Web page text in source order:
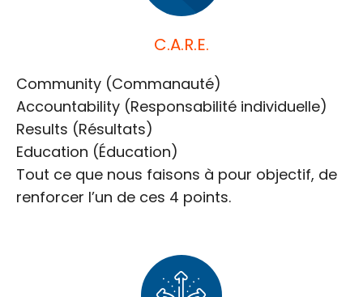
C.A.R.E.
Community (Commanauté)
Accountability (Responsabilité individuelle)
Results (Résultats)
Education (Éducation)
Tout ce que nous faisons à pour objectif, de
renforcer l’un de ces 4 points.